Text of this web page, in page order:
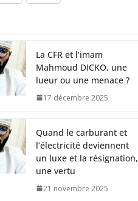
La CFR et l’imam
Mahmoud DICKO, une
lueur ou une menace ?
17 décembre 2025
Quand le carburant et
l’électricité deviennent
un luxe et la résignation,
une vertu
21 novembre 2025